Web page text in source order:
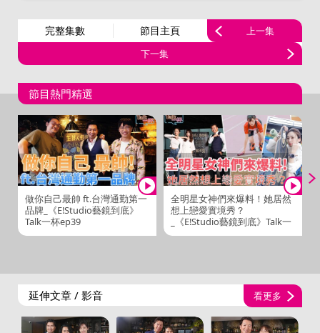
完整集數 節目主頁
上一集
下一集
節目熱門精選
做你自己最帥 ft.台灣通勤第一
品牌_《E!Studio藝鏡到底》
Talk一杯ep39
全明星女神們來爆料！她居然
想上戀愛實境秀？
_《E!Studio藝鏡到底》Talk一
杯EP59
延伸文章 / 影音 看更多